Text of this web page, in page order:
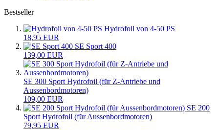
Bestseller
Hydrofoil von 4-50 PS
18,95 EUR
SE Sport 400
139,00 EUR
SE 300 Sport Hydrofoil (für Z-Antriebe und
Aussenbordmotoren)
109,00 EUR
SE 200
Sport Hydrofoil (für Aussenbordmotoren)
79,95 EUR